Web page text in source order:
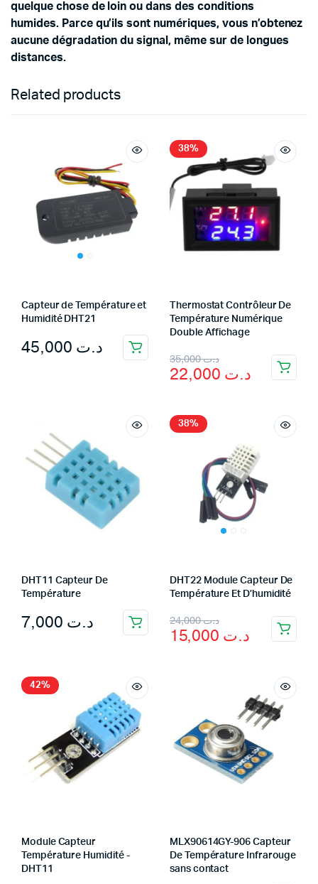
quelque chose de loin ou dans des conditions
humides. Parce qu’ils sont numériques, vous n’obtenez
aucune dégradation du signal, même sur de longues
distances.
Related products
Capteur de Température et
Humidité DHT21
د.ت
38%
Thermostat Contrôleur De
Température Numérique
Double Affichage
د.ت35,000
Original
price
د.ت
Current
price
DHT11 Capteur De
Température
د.ت
38%
DHT22 Module Capteur De
Température Et D’humidité
د.ت24,000
Original
price
د.ت
Current
price
42%
Module Capteur
Température Humidité -
DHT11
MLX90614GY-906 Capteur
De Température Infrarouge
sans contact